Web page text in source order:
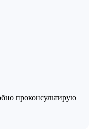
проконсультирую